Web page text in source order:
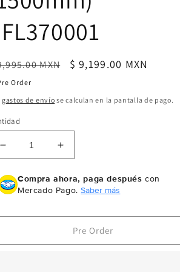
MXN
Precio
oferta
$ 9,199.00 MXN
Order
gastos de envío se calculan en la pantalla de pago.
Reducir
cantidad
para
E-
Apprentice
Aumentar
cantidad
para
E-
Apprentice
STS
Compra ahora, paga después con
Mercado Pago.Saber más
Pre Order